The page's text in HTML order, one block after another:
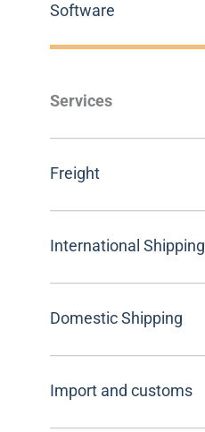
Software
Services
Freight
International Shipping
Domestic Shipping
Import and customs